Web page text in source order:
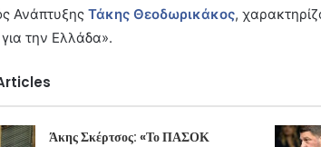
Ανάπτυξης Τάκης Θεοδωρικάκος,
την Ελλάδα».
Άκης Σκέρτσος: «Το ΠΑΣΟΚ